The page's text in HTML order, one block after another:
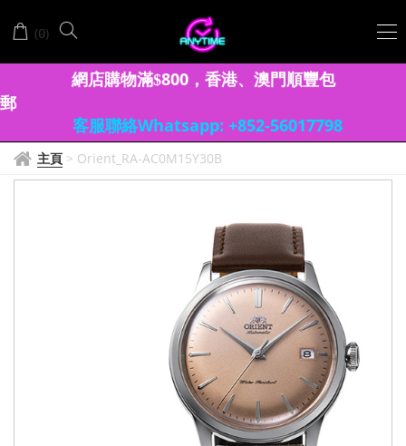
(0)
網店購物滿$800， 香港、澳門順豐包
郵
客服聯絡Whatsapp: +852-56017798
主頁 > Orient_RA-AC0M15Y30B